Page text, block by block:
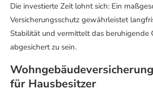
Die investierte Zeit lohnt sich: Ein
Versicherungsschutz gewährleistet
Stabilität und vermittelt das beruhigende
abgesichert zu sein.
für Hausbesitzer